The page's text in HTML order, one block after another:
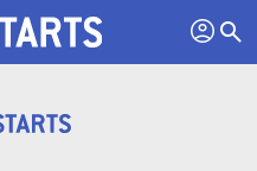
profil search